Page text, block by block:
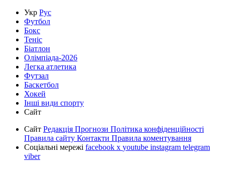
Укр Рус
Футбол
Бокс
Теніс
Біатлон
Олімпіада-2026
Легка атлетика
Футзал
Баскетбол
Хокей
Інші види спорту
Сайт
Сайт Редакція Прогнози Політика конфіденційності
Правила сайту Контакти Правила коментування
Соціальні мережі facebook x youtube instagram telegram
viber